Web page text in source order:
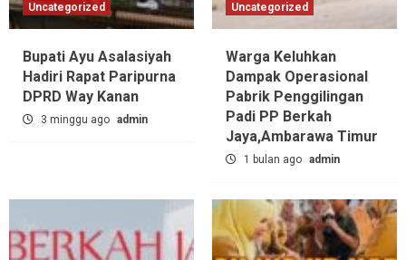
Uncategorized
Bupati Ayu Asalasiyah
Hadiri Rapat Paripurna
DPRD Way Kanan
3 minggu ago admin
Uncategorized
Warga Keluhkan
Dampak Operasional
Pabrik Penggilingan
Padi PP Berkah
Jaya,‎Ambarawa Timur
1 bulan ago admin